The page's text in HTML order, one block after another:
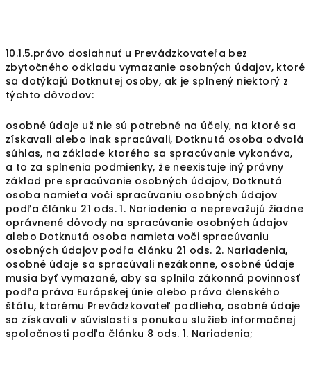
10.1.5.právo dosiahnuť u Prevádzkovateľa bez
zbytočného odkladu vymazanie osobných údajov, ktoré
sa dotýkajú Dotknutej osoby, ak je splnený niektorý z
týchto dôvodov:
osobné údaje už nie sú potrebné na účely, na ktoré sa
získavali alebo inak spracúvali, Dotknutá osoba odvolá
súhlas, na základe ktorého sa spracúvanie vykonáva,
a to za splnenia podmienky, že neexistuje iný právny
základ pre spracúvanie osobných údajov, Dotknutá
osoba namieta voči spracúvaniu osobných údajov
podľa článku 21 ods. 1. Nariadenia a neprevažujú žiadne
oprávnené dôvody na spracúvanie osobných údajov
alebo Dotknutá osoba namieta voči spracúvaniu
osobných údajov podľa článku 21 ods. 2. Nariadenia,
osobné údaje sa spracúvali nezákonne, osobné údaje
musia byť vymazané, aby sa splnila zákonná povinnosť
podľa práva Európskej únie alebo práva členského
štátu, ktorému Prevádzkovateľ podlieha, osobné údaje
sa získavali v súvislosti s ponukou služieb informačnej
spoločnosti podľa článku 8 ods. 1. Nariadenia;